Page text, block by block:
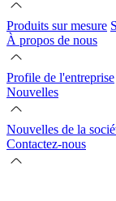
Produits sur mesure
À propos de nous
Profile de l'entreprise
Nouvelles
Nouvelles de la
Contactez-nous